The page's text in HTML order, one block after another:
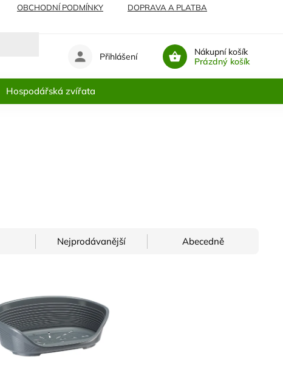
OBCHODNÍ PODMÍNKY
DOPRAVA A PLATBA
Nákupní košík
Prázdný košík
Přihlášení
Hospodářská zvířata
Nejprodávanější Abecedně